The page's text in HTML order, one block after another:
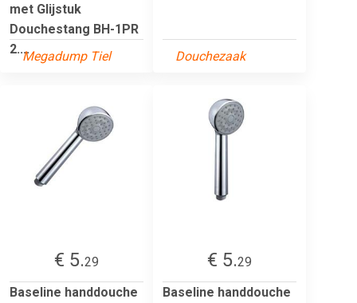
met Glijstuk
Douchestang BH-1PR
2....Megadump Tiel Douchezaak
€ 5.29
Baseline handdouche
€ 5.29
Baseline handdouche